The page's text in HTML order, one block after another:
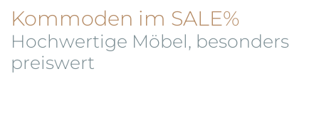
Kommoden im SALE%
Hochwertige Möbel, besonders
preiswert